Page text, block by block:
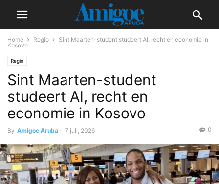
Home Regio
Sint Maarten-student studeert AI, recht en economie in
Kosovo
Regio
Sint Maarten-student
studeert AI, recht en
economie in Kosovo
By Amigoe Aruba - 7 juli, 2026 0